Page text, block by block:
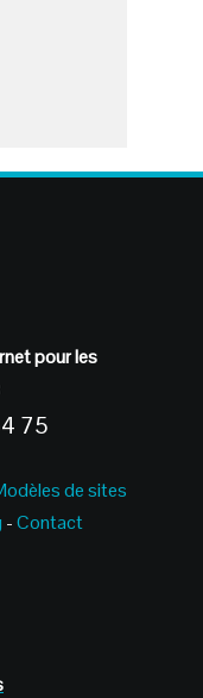
pour les
75
de sites
-Contact